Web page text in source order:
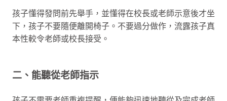
孩子懂得發問前先舉手，並懂得在校長或老師示意後才坐
下，孩子不要隨便離開椅子。不要過分做作，流露孩子真
本性較令老師或校長接受。
二、能聽從老師指示